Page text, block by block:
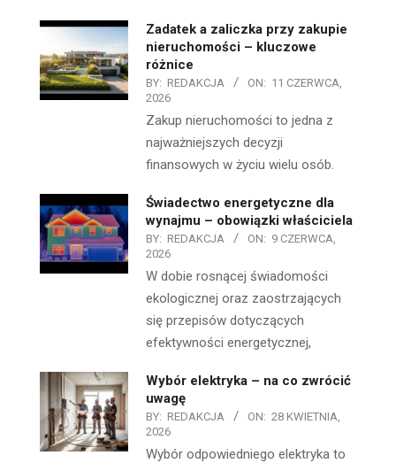
Zadatek a zaliczka przy zakupie
nieruchomości – kluczowe
różnice
BY: REDAKCJA ON: 11 CZERWCA,
2026
Zakup nieruchomości to jedna z
najważniejszych decyzji
finansowych w życiu wielu osób.
Świadectwo energetyczne dla
wynajmu – obowiązki właściciela
BY: REDAKCJA ON: 9 CZERWCA,
2026
W dobie rosnącej świadomości
ekologicznej oraz zaostrzających
się przepisów dotyczących
efektywności energetycznej,
Wybór elektryka – na co zwrócić
uwagę
BY: REDAKCJA ON: 28 KWIETNIA,
2026
Wybór odpowiedniego elektryka to